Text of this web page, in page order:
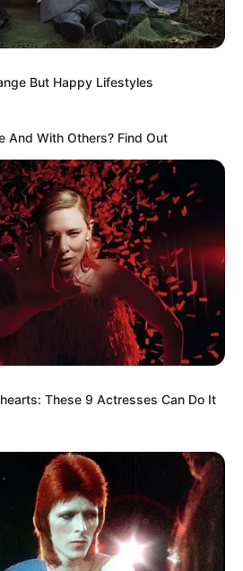
ΚΑΡΥΣΤΟΥ
But Happy Lifestyles
And With Others? Find Out
These 9 Actresses Can Do It